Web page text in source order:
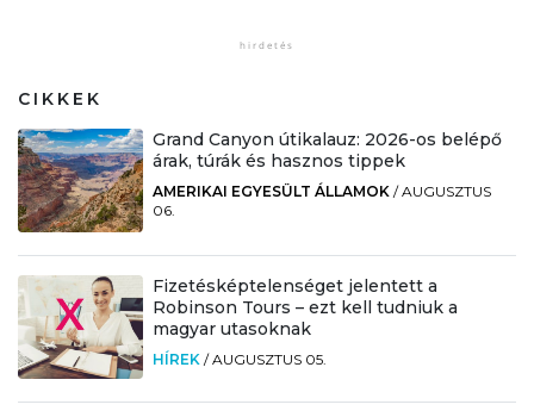
CIKKEK
Grand Canyon útikalauz: 2026-os belépő
árak, túrák és hasznos tippek
AMERIKAI EGYESÜLT ÁLLAMOK /AUGUSZTUS
06.
Fizetésképtelenséget jelentett a
Robinson Tours – ezt kell tudniuk a
magyar utasoknak
HÍREK /AUGUSZTUS 05.